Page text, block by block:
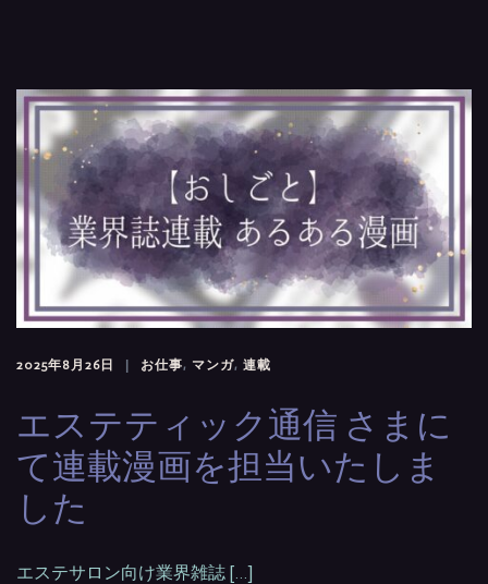
2025年8月26日 お仕事, マンガ, 連載
エステティック通信 さまに
て連載漫画を担当いたしま
した
エステサロン向け業界雑誌 […]